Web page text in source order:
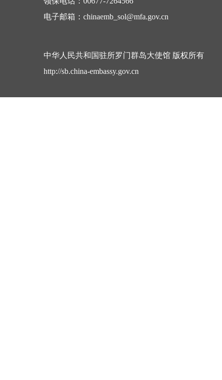
电子邮箱：chinaemb_sol@mfa.gov.cn
中华人民共和国驻所罗门群岛大使馆 版权所有
http://sb.china-embassy.gov.cn